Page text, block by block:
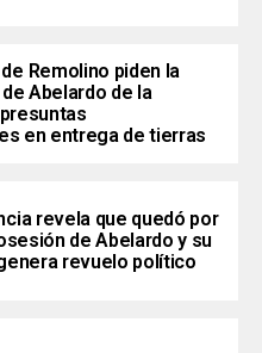
Remolino piden la
Abelardo de la
en entrega de tierras
revela que quedó por
de Abelardo y su
revuelo político